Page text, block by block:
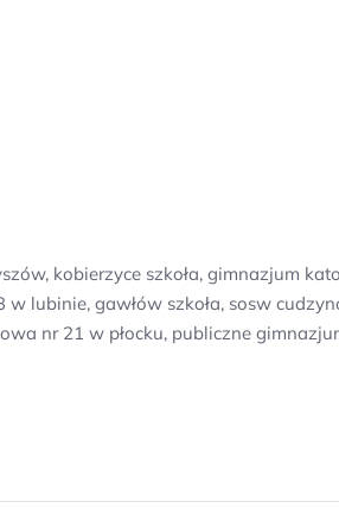
kobierzyce szkoła, gimnazjum
lubinie, gawłów szkoła, sosw
nr 21 w płocku, publiczne